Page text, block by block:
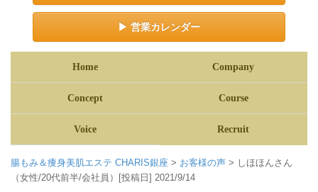
▶ 営業カレンダー
Home Company
Concept Course
Voice Recruit
腸もみ＆痩身美肌エステ CHARIS銀座 > お客様の声 > しほほんさん
（女性/20代前半/会社員）[投稿日] 2021/9/14